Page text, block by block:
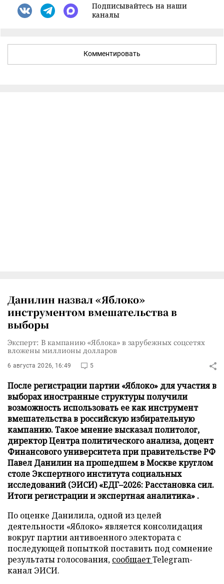
Подписывайтесь на наши
каналы
Комментировать
Данилин назвал «Яблоко»
инструментом вмешательства в
выборы
Эксперт: В кампанию «Яблока» в зарубежных соцсетях
вложены миллионы долларов
6 августа 2026, 16:49 5
После регистрации партии «Яблоко» для участия в
выборах иностранные структуры получили
возможность использовать ее как инструмент
вмешательства в российскую избирательную
кампанию. Такое мнение высказал политолог,
директор Центра политического анализа, доцент
Финансового университета при правительстве РФ
Павел Данилин на прошедшем в Москве круглом
столе Экспертного института социальных
исследований (ЭИСИ) «ЕДГ–2026: Расстановка сил.
Итоги регистрации и экспертная аналитика» .
По оценке Данилила, одной из целей
деятельности «Яблоко» является консолидация
вокруг партии антивоенного электората с
последующей попыткой поставить под сомнение
результаты голосования, сообщаетTelegram-
канал ЭИСИ.